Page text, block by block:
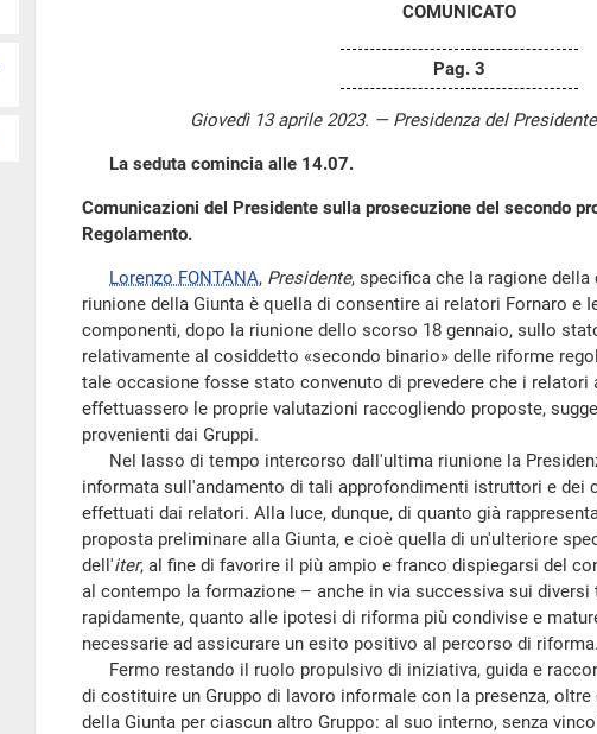
COMUNICATO
Pag. 3
Giovedì 13 aprile 2023. — Presidenza del Presidente
La seduta comincia alle 14.07.
Comunicazioni del Presidente sulla prosecuzione del secondo
Regolamento.
Lorenzo FONTANA, Presidente, specifica che la ragione
riunione della Giunta è quella di consentire ai relatori Fornaro e
componenti, dopo la riunione dello scorso 18 gennaio, sullo
relativamente al cosiddetto «secondo binario» delle riforme
tale occasione fosse stato convenuto di prevedere che i
effettuassero le proprie valutazioni raccogliendo proposte,
provenienti dai Gruppi.
Nel lasso di tempo intercorso dall'ultima riunione la
informata sull'andamento di tali approfondimenti istruttori e dei
effettuati dai relatori. Alla luce, dunque, di quanto già
proposta preliminare alla Giunta, e cioè quella di un'ulteriore
dell'iter, al fine di favorire il più ampio e franco dispiegarsi del
al contempo la formazione – anche in via successiva sui diversi
rapidamente, quanto alle ipotesi di riforma più condivise e
necessarie ad assicurare un esito positivo al percorso di riforma.
Fermo restando il ruolo propulsivo di iniziativa, guida e
di costituire un Gruppo di lavoro informale con la presenza,
della Giunta per ciascun altro Gruppo: al suo interno, senza